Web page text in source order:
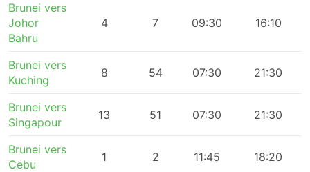
Brunei vers
Johor
Bahru
4 7 09:30 16:10
Brunei vers
Kuching
8 54 07:30 21:30
Brunei vers
Singapour
13 51 07:30 21:30
Brunei vers
Cebu
1 2 11:45 18:20